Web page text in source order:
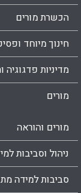
הכשרת מורים
חינוך מיוחד
מדיניות פדגוגיה
מורים
מורים והוראה
ניהול וסביבות
סביבות למידה